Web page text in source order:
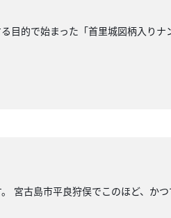
的で始まった「首里城図柄入りナ
宮古島市平良狩俣でこのほど、か